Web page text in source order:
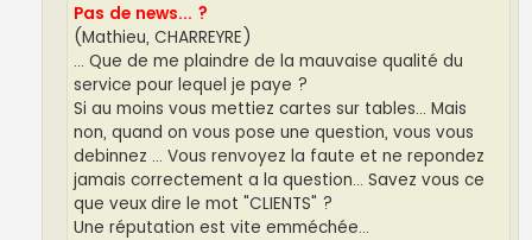
Pas de news... ?
(Mathieu, CHARREYRE)
... Que de me plaindre de la mauvaise qualité du
service pour lequel je paye ?
Si au moins vous mettiez cartes sur tables... Mais
non, quand on vous pose une question, vous vous
debinnez ... Vous renvoyez la faute et ne repondez
jamais correctement a la question... Savez vous ce
que veux dire le mot "CLIENTS" ?
Une réputation est vite emméchée...